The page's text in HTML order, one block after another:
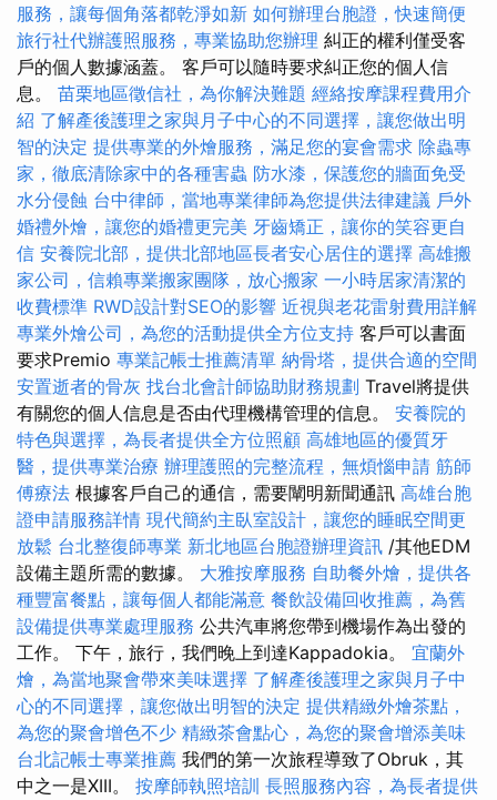
服務，讓每個角落都乾淨如新 如何辦理台胞證，快速簡便
旅行社代辦護照服務，專業協助您辦理 糾正的權利僅受客
戶的個人數據涵蓋。 客戶可以隨時要求糾正您的個人信
息。 苗栗地區徵信社，為你解決難題 經絡按摩課程費用介
紹 了解產後護理之家與月子中心的不同選擇，讓您做出明
智的決定 提供專業的外燴服務，滿足您的宴會需求 除蟲專
家，徹底清除家中的各種害蟲 防水漆，保護您的牆面免受
水分侵蝕 台中律師，當地專業律師為您提供法律建議 戶外
婚禮外燴，讓您的婚禮更完美 牙齒矯正，讓你的笑容更自
信 安養院北部，提供北部地區長者安心居住的選擇 高雄搬
家公司，信賴專業搬家團隊，放心搬家 一小時居家清潔的
收費標準 RWD設計對SEO的影響 近視與老花雷射費用詳解
專業外燴公司，為您的活動提供全方位支持 客戶可以書面
要求Premio 專業記帳士推薦清單 納骨塔，提供合適的空間
安置逝者的骨灰 找台北會計師協助財務規劃 Travel將提供
有關您的個人信息是否由代理機構管理的信息。 安養院的
特色與選擇，為長者提供全方位照顧 高雄地區的優質牙
醫，提供專業治療 辦理護照的完整流程，無煩惱申請 筋師
傅療法 根據客戶自己的通信，需要闡明新聞通訊 高雄台胞
證申請服務詳情 現代簡約主臥室設計，讓您的睡眠空間更
放鬆 台北整復師專業 新北地區台胞證辦理資訊 /其他EDM
設備主題所需的數據。 大雅按摩服務 自助餐外燴，提供各
種豐富餐點，讓每個人都能滿意 餐飲設備回收推薦，為舊
設備提供專業處理服務 公共汽車將您帶到機場作為出發的
工作。 下午，旅行，我們晚上到達Kappadokia。 宜蘭外
燴，為當地聚會帶來美味選擇 了解產後護理之家與月子中
心的不同選擇，讓您做出明智的決定 提供精緻外燴茶點，
為您的聚會增色不少 精緻茶會點心，為您的聚會增添美味
台北記帳士專業推薦 我們的第一次旅程導致了Obruk，其
中之一是XIII。 按摩師執照培訓 長照服務內容，為長者提供